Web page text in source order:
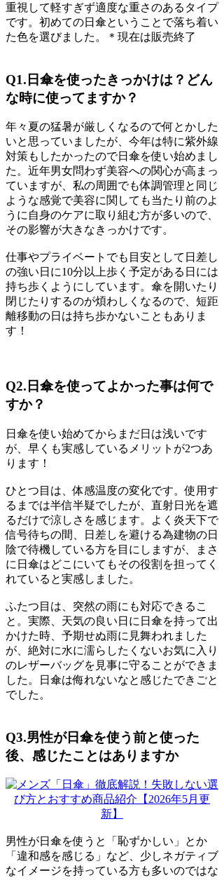
重視して軽すぎず適度な重さのあるタイプ
です。初めての日傘ということで落ち着い
た色を選びました。＊現在は販売終了
Q1.日傘を使ったきっかけは？どん
な時に使ってますか？
年々夏の猛暑が厳しくなるので何とかした
いと思っていましたが、今年は特に紫外線
対策もしたかったので日傘を使い始めまし
た。近年男女問わず美容への関心が高まっ
ていますが、私の周囲でも体調管理と同じ
ような感覚で美容に関しても当たり前のよ
うに自身のケアに取り組む方が多いので、
その影響が大きなきっかけです。
仕事やプライベートでも目安として日差し
の強い日に10分以上歩く予定がある日には
持ち歩くようにしています。傘を開いたり
閉じたりするのが煩わしくなるので、短距
離移動の日は持ち歩かないこともありま
す！
Q2.日傘を使ってよかった事は何で
すか？
日傘を使い始めてからまだ日は浅いです
が、早くも実感しているメリットが2つあ
ります！
ひとつ目は、体感温度の変化です。使用す
るまでは半信半疑でしたが、直射日光を遮
るだけで涼しさを感じます。よく炎天下で
信号待ちの間、日差しを避ける為建物の日
陰で待機している方を目にしますが、まさ
に日傘はどこにいてもその役割を担ってく
れていると実感しました。
ふたつ目は、突然の雨にも対応できるこ
と。実際、天気の良い日に日傘を持って出
かけた時、予期せぬ雨に見舞われました
が、絶対に水に濡らしたくないお気に入り
のレザーバッグを見事に守ることができま
した。日傘は侮れないなと感じたできごと
でした。
Q3.男性が日傘を使う前と使った
後、感じたことはありますか
男性が日傘を使うと「恥ずかしい」とか
「違和感を感じる」など、少しネガティブ
なイメージを持っている方も多いのではな